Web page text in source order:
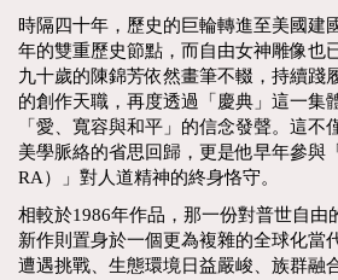
時隔四十年，歷史的巨輪轉進至美國建
年的雙重歷史節點，而自由女神雕像也
九十歲的陳錦芳依然畫筆不輟，持續踐
的創作天職，再度透過「慶典」這一集
「愛、寬容與和平」的信念發聲。這不
美學脈絡的省思回歸，更是他早年參與
RA）」對人道精神的終身恪守。
相較於1986年作品，那一份對普世自由
新作則置身於一個更為複雜的全球化
遭遇挑戰、生態環境日益嚴峻、族群融